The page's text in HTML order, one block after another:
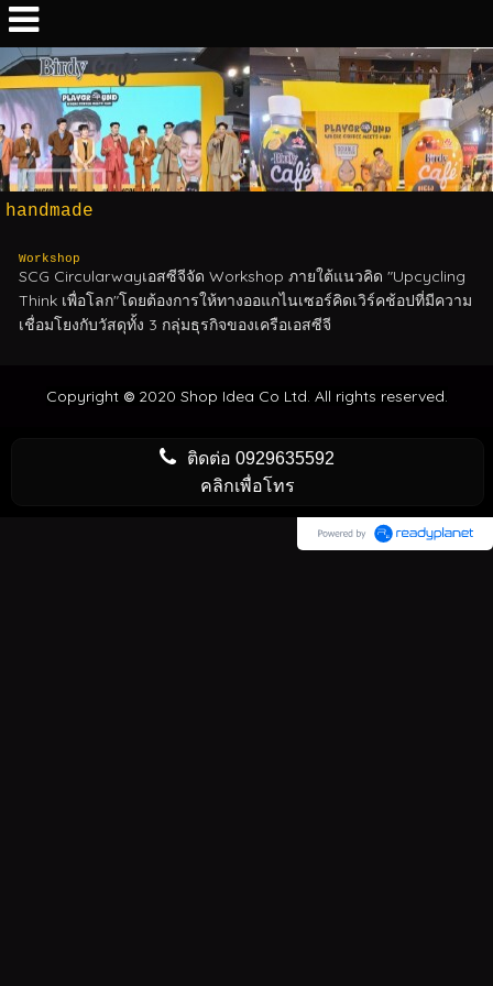
handmade
Workshop
SCG Circularwayเอสซีจีจัด Workshop ภายใต้แนวคิด "Upcycling
Think เพื่อโลก"โดยต้องการให้ทางออแกไนเซอร์คิดเวิร์คช้อปที่มีความ
เชื่อมโยงกับวัสดุทั้ง 3 กลุ่มธุรกิจของเครือเอสซีจี
Copyright © 2020 Shop Idea Co Ltd. All rights reserved.
ติดต่อ0929635592
คลิกเพื่อโทร